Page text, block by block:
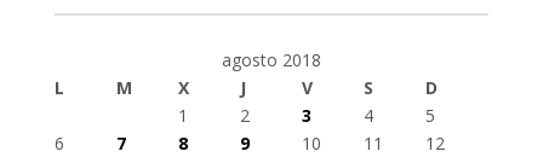
agosto 2018
L
M X J V S
D
1
2 3 4
5
6
7 8 9 10 11
12